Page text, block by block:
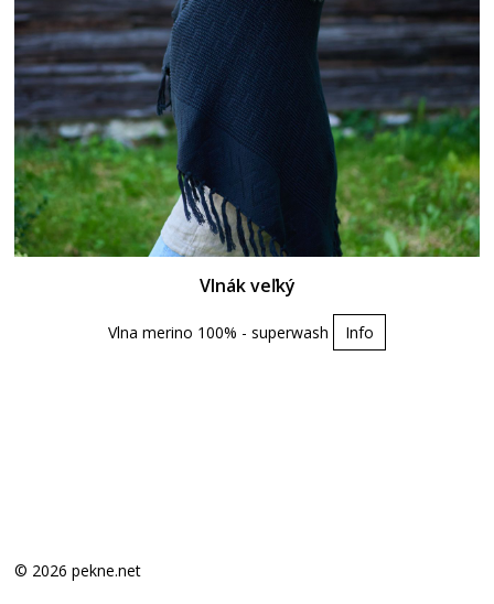
Vlnák veľký
Vlna merino 100% - superwash Info
© 2026 pekne.net